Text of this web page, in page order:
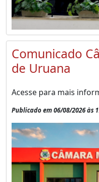
Comunicado
de Uruana
Acesse para mais
Publicado em 06/08/2026 às